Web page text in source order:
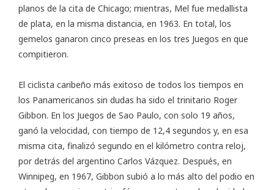
planos de la cita de Chicago; mientras, Mel fue medallista
de plata, en la misma distancia, en 1963. En total, los
gemelos ganaron cinco preseas en los tres Juegos en que
compitieron.
El ciclista caribeño más exitoso de todos los tiempos en
los Panamericanos sin dudas ha sido el trinitario Roger
Gibbon. En los Juegos de Sao Paulo, con solo 19 años,
ganó la velocidad, con tiempo de 12,4 segundos y, en esa
misma cita, finalizó segundo en el kilómetro contra reloj,
por detrás del argentino Carlos Vázquez. Después, en
Winnipeg, en 1967, Gibbon subió a lo más alto del podio en